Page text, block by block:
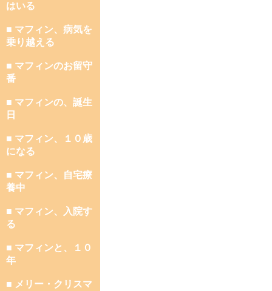
はいる
■ マフィン、病気を
乗り越える
■ マフィンのお留守
番
■ マフィンの、誕生
日
■ マフィン、１０歳
になる
■ マフィン、自宅療
養中
■ マフィン、入院す
る
■ マフィンと、１０
年
■ メリー・クリスマ